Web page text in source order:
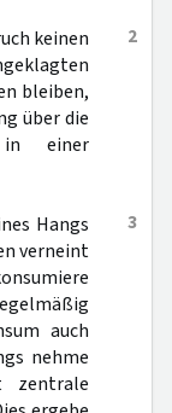
2
keinen
bleiben,
über die
in einer
3
Hangs
verneint
auch
nehme
zentrale